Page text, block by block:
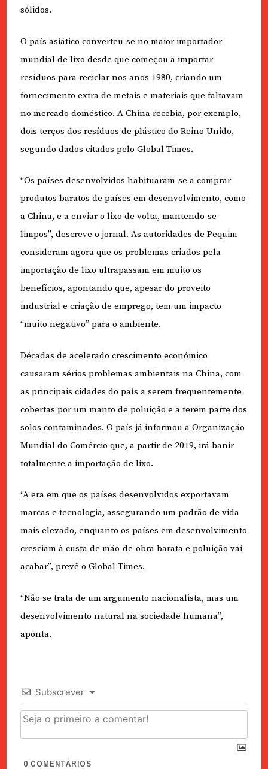
sólidos.
O país asiático converteu-se no maior importador
mundial de lixo desde que começou a importar
resíduos para reciclar nos anos 1980, criando um
fornecimento extra de metais e materiais que faltavam
no mercado doméstico. A China recebia, por exemplo,
dois terços dos resíduos de plástico do Reino Unido,
segundo dados citados pelo Global Times.
“Os países desenvolvidos habituaram-se a comprar
produtos baratos de países em desenvolvimento, como
a China, e a enviar o lixo de volta, mantendo-se
limpos”, descreve o jornal. As autoridades de Pequim
consideram agora que os problemas criados pela
importação de lixo ultrapassam em muito os
benefícios, apontando que, apesar do proveito
industrial e criação de emprego, tem um impacto
“muito negativo” para o ambiente.
Décadas de acelerado crescimento económico
causaram sérios problemas ambientais na China, com
as principais cidades do país a serem frequentemente
cobertas por um manto de poluição e a terem parte dos
solos contaminados. O país já informou a Organização
Mundial do Comércio que, a partir de 2019, irá banir
totalmente a importação de lixo.
“A era em que os países desenvolvidos exportavam
marcas e tecnologia, assegurando um padrão de vida
mais elevado, enquanto os países em desenvolvimento
cresciam à custa de mão-de-obra barata e poluição vai
acabar”, prevê o Global Times.
“Não se trata de um argumento nacionalista, mas um
desenvolvimento natural na sociedade humana”,
aponta.
Subscrever
0 COMENTÁRIOS